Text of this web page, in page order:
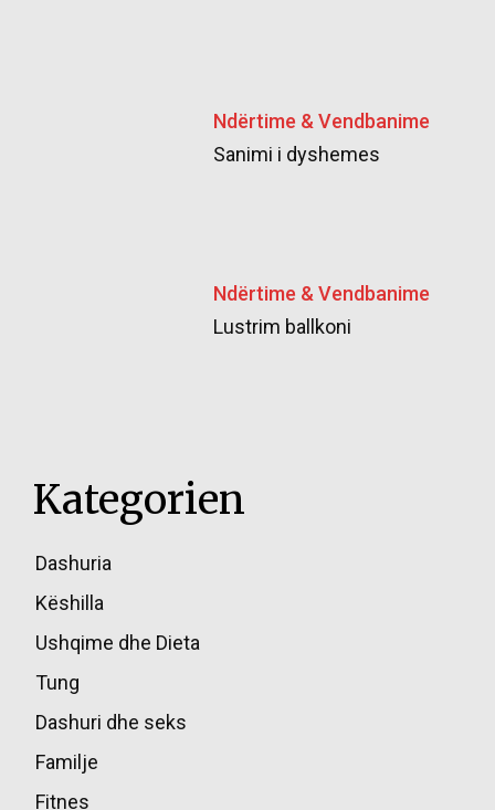
Ndërtime & Vendbanime
Sanimi i dyshemes
Ndërtime & Vendbanime
Lustrim ballkoni
Kategorien
Dashuria
Këshilla
Ushqime dhe Dieta
Tung
Dashuri dhe seks
Familje
Fitnes